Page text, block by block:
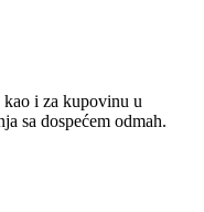
i za kupovinu u
sa dospećem odmah.